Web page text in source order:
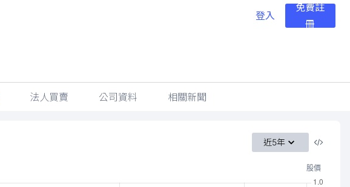
登入
免費註
冊
法人買賣 公司資料 相關新聞
近5年